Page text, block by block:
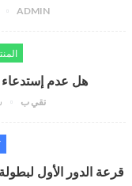
ADMIN
هل عدم إستدعاء
تقي ب
قرعة الدور الأول